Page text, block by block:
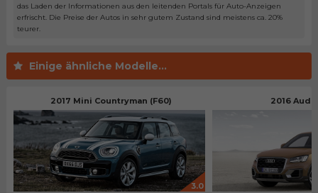
das Laden der Informationen aus den leitenden Portals für Auto-Anzeigen
erfrischt. Die Preise der Autos in sehr gutem Zustand sind meistens ca. 20%
teurer.
Einige ähnliche Modelle...
2017 Mini Countryman (F60)
3.0
2016 Audi